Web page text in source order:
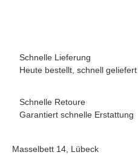
Schnelle Lieferung
Heute bestellt, schnell geliefert
Schnelle Retoure
Garantiert schnelle Erstattung
Masselbett 14, Lübeck